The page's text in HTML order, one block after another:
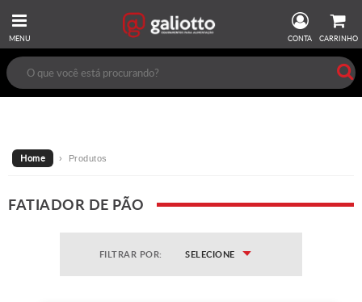
CARRINHO
CONTA
MENU
Home › Produtos
FATIADOR DE PÃO
FILTRAR POR: SELECIONE